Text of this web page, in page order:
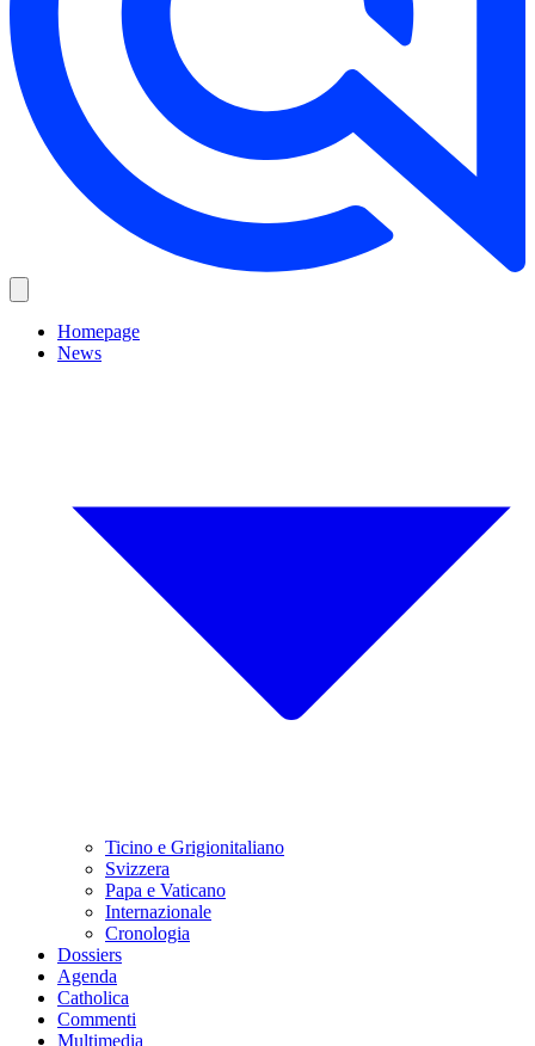
Homepage
News
Ticino e Grigionitaliano
Svizzera
Papa e Vaticano
Internazionale
Cronologia
Dossiers
Agenda
Catholica
Commenti
Multimedia